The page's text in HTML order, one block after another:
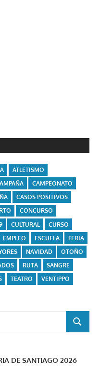
ATLETISMO
CAMPEONATO
CASOS POSITIVOS
CONCURSO
CULTURAL
CURSO
EMPLEO ESCUELA
FERIA
NAVIDAD
OTOÑO
RUTA
SANGRE
TEATRO
VENTIPPO
BUSCAR
DE SANTIAGO 2026